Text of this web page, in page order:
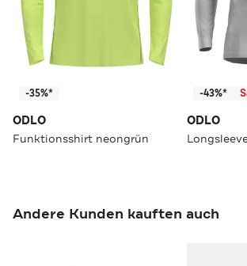
-35%*
ODLO
Funktionsshirt neongrün
-43%*
ODLO
Andere Kunden kauften auch